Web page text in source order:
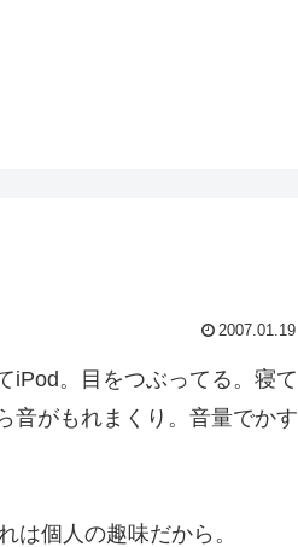
2007.01.19
iPod。目をつぶってる。寝て
音がもれまくり。音量でかす
個人の趣味だから。